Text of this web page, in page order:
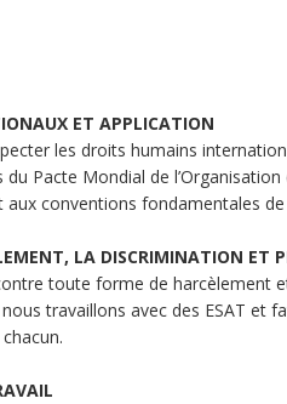
ET APPLICATION
les droits humains
Pacte Mondial de
aux conventions fondamentales
LA DISCRIMINATION ET
toute forme de harcèlement
travaillons avec des ESAT et